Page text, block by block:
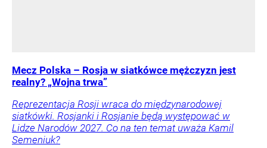
Mecz Polska – Rosja w siatkówce mężczyzn jest
realny? „Wojna trwa”
Reprezentacja Rosji wraca do międzynarodowej
siatkówki. Rosjanki i Rosjanie będą występować w
Lidze Narodów 2027. Co na ten temat uważa Kamil
Semeniuk?